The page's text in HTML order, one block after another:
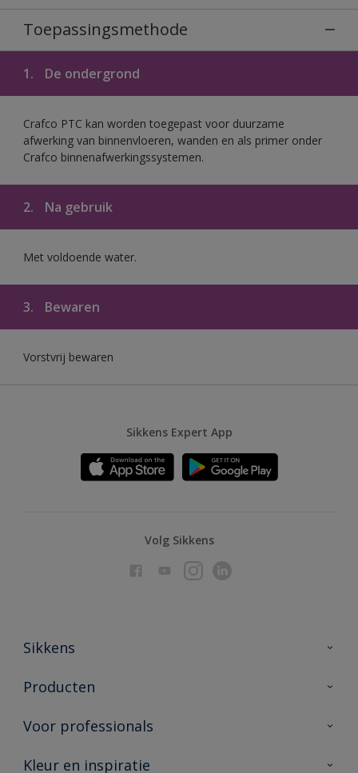
Toepassingsmethode
1. De ondergrond
Crafco PTC kan worden toegepast voor duurzame
afwerking van binnenvloeren, wanden en als primer onder
Crafco binnenafwerkingssystemen.
2. Na gebruik
Met voldoende water.
3. Bewaren
Vorstvrij bewaren
Sikkens Expert App
Volg Sikkens
Sikkens
Over Sikkens
Duurzaamheid
Producten
Producten voor binnen
Vind je verkooppunt
Voor professionals
Advies & service
Kleur en inspiratie